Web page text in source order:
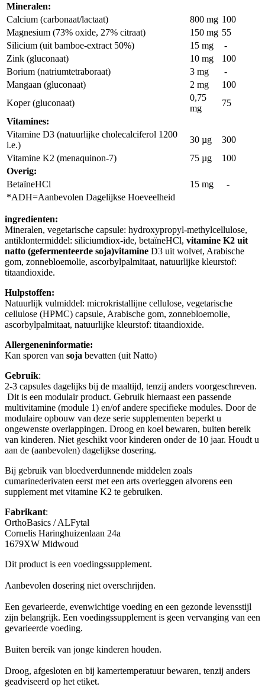
Mineralen:
Calcium (carbonaat/lactaat)
800 mg 100
Magnesium (73% oxide, 27% citraat)
150 mg 55
Silicium (uit bamboe-extract 50%)
15 mg
-
Zink (gluconaat)
10 mg
100
Borium (natriumtetraboraat)
3 mg
-
Mangaan (gluconaat)
2 mg
100
Koper (gluconaat)
0,75
mg
75
Vitamines:
Vitamine D3 (natuurlijke cholecalciferol 1200
i.e.)
30 µg
300
Vitamine K2 (menaquinon-7)
75 µg
100
Overig:
BetaïneHCl
15 mg
-
*ADH=Aanbevolen Dagelijkse Hoeveelheid
ingredienten:
Mineralen, vegetarische capsule: hydroxypropyl-methylcellulose,
antiklontermiddel: siliciumdiox-ide, betaïneHCl, vitamine K2 uit
natto (gefermenteerde soja)vitamine D3 uit wolvet, Arabische
gom, zonnebloemolie, ascorbylpalmitaat, natuurlijke kleurstof:
titaandioxide.
Hulpstoffen:
Natuurlijk vulmiddel: microkristallijne cellulose, vegetarische
cellulose (HPMC) capsule, Arabische gom, zonnebloemolie,
ascorbylpalmitaat, natuurlijke kleurstof: titaandioxide.
Allergeneninformatie:
Kan sporen van soja bevatten (uit Natto)
Gebruik:
2-3 capsules dagelijks bij de maaltijd, tenzij anders voorgeschreven.
Dit is een modulair product. Gebruik hiernaast een passende
multivitamine (module 1) en/of andere specifieke modules. Door de
modulaire opbouw van deze serie supplementen beperkt u
ongewenste overlappingen. Droog en koel bewaren, buiten bereik
van kinderen. Niet geschikt voor kinderen onder de 10 jaar. Houdt u
aan de (aanbevolen) dagelijkse dosering.
Bij gebruik van bloedverdunnende middelen zoals
cumarinederivaten eerst met een arts overleggen alvorens een
supplement met vitamine K2 te gebruiken.
Fabrikant:
OrthoBasics / ALFytal
Cornelis Haringhuizenlaan 24a
1679XW Midwoud
Dit product is een voedingssupplement.
Aanbevolen dosering niet overschrijden.
Een gevarieerde, evenwichtige voeding en een gezonde levensstijl
zijn belangrijk. Een voedingssupplement is geen vervanging van een
gevarieerde voeding.
Buiten bereik van jonge kinderen houden.
Droog, afgesloten en bij kamertemperatuur bewaren, tenzij anders
geadviseerd op het etiket.